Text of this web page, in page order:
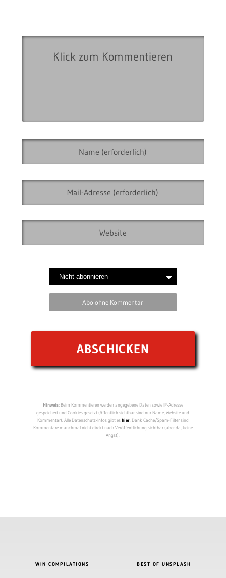
Abo ohne Kommentar
Hinweis:Beim Kommentieren werden angegebene Daten sowie IP-Adresse
gespeichert und Cookies gesetzt (öffentlich sichtbar sind nur Name, Website und
Kommentar). Alle Datenschutz-Infos gibt eshier. Dank Cache/Spam-Filter sind
Kommentare manchmal nicht direkt nach Veröffentlichung sichtbar (aber da, keine
Angst).
WIN COMPILATIONS BEST OF UNSPLASH